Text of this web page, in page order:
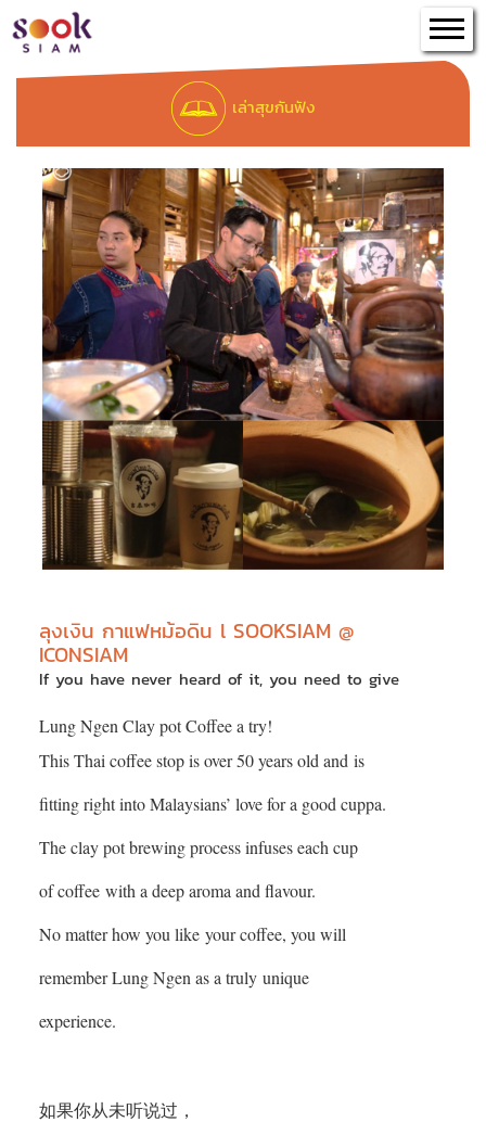
ผังเมือง
สุขสยามหรรษา
เล่าสุขกันฟัง
เรื่องเราอยากเล่า
ติดต่อเมือง
เล่าสุขกันฟัง
ลุงเงิน กาแฟหม้อดิน l SOOKSIAM @
ICONSIAM
If you have never heard of it, you need to give
Lung Ngen Clay pot Coffee a try!
This Thai coffee stop is over 50 years old and is
fitting right into Malaysians’ love for a good cuppa.
The clay pot brewing process infuses each cup
of coffee with a deep aroma and flavour.
No matter how you like your coffee, you will
remember Lung Ngen as a truly unique
experience.
如果你从未听说过，